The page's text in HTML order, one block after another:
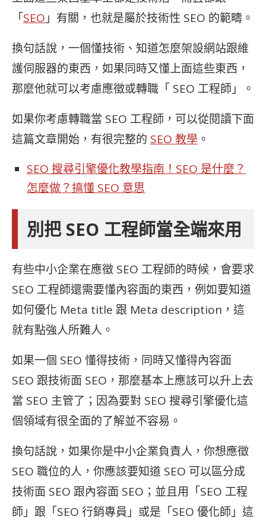
「SEO 」有關，也就是屬於技術性 SEO 的範疇。
換句話說，一個懂技術、知道怎麼架設網站跟維
護伺服器的東西，如果同時又懂上面這些東西，
那麼他就可以考慮應徵或轉職「 SEO 工程師」。
如果你考慮轉職當 SEO 工程師，可以從閱讀下面
這篇文章開始，有很完整的 SEO 教學 。
SEO 搜尋引擎優化教學指南！SEO 是什麼？
怎麼做？搞懂 SEO 意思
別把 SEO 工程師當全端來用
有些中小企業在應徵 SEO 工程師的時候，會要求
SEO 工程師還需要懂內容面的東西，例如要知道
如何優化 Meta title 跟 Meta description，這
就有點強人所難人。
如果一個 SEO 懂得技術，同時又懂得內容面
SEO 跟技術面 SEO，那麼基本上應該可以升上去
當 SEO 主管了；因為要對 SEO 搜尋引擎優化這
個領域有很全面的了解並不容易。
換句話說，如果你是中小企業負責人，你想應徵
SEO 職位的人，你應該要知道 SEO 可以區分成
技術面 SEO 跟內容面 SEO；並且用「SEO 工程
師」跟「SEO 行銷專員」或是「SEO 優化師」這